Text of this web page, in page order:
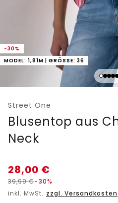
-30%
MODEL: 1,81M | GRÖSSE: 36
Street One
Blusentop aus
Neck
28,00 €
39,99€-30%
inkl. MwSt. zzgl. Versandkosten